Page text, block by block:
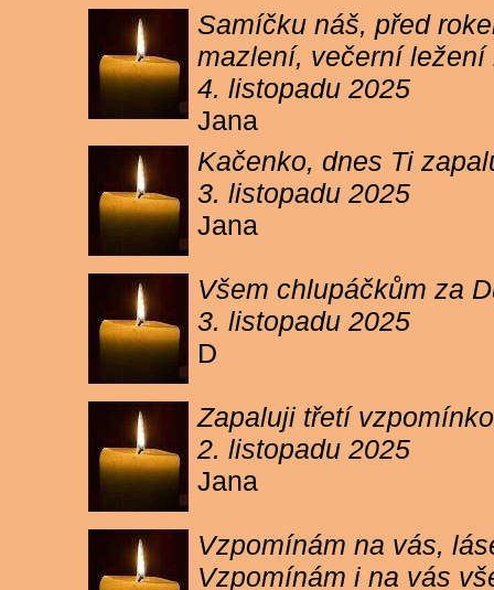
Samíčku náš, před
mazlení, večerní
4. listopadu 2025
Jana
Kačenko, dnes Ti
3. listopadu 2025
Jana
Všem chlupáčkům za
3. listopadu 2025
D
Zapaluji třetí
2. listopadu 2025
Jana
Vzpomínám na vás,
Vzpomínám i na vás